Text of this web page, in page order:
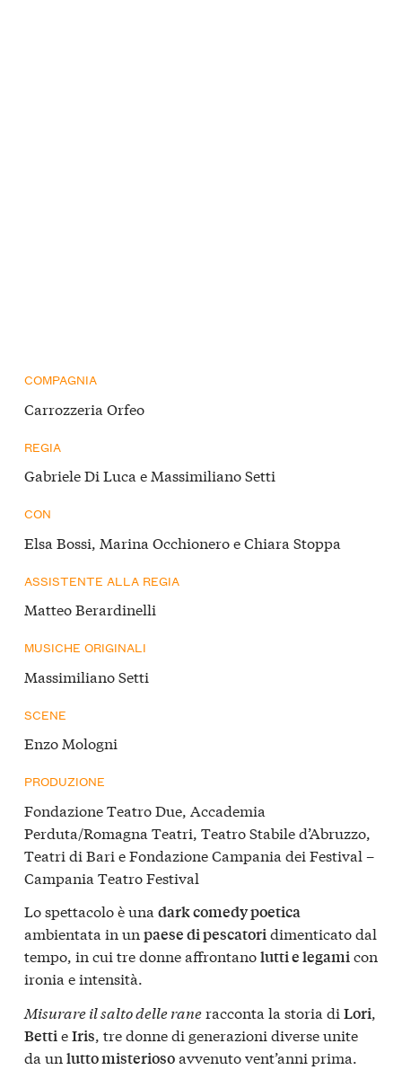
COMPAGNIA
Carrozzeria Orfeo
REGIA
Gabriele Di Luca e Massimiliano Setti
CON
Elsa Bossi, Marina Occhionero e Chiara Stoppa
ASSISTENTE ALLA REGIA
Matteo Berardinelli
MUSICHE ORIGINALI
Massimiliano Setti
SCENE
Enzo Mologni
PRODUZIONE
Fondazione Teatro Due, Accademia
Perduta/Romagna Teatri, Teatro Stabile d’Abruzzo,
Teatri di Bari e Fondazione Campania dei Festival –
Campania Teatro Festival
Lo spettacolo è una dark comedy poetica
ambientata in un paese di pescatoridimenticato dal
tempo, in cui tre donne affrontanolutti e legamicon
ironia e intensità.
Misurare il salto delle raneracconta la storia di Lori,
BettieIris, tre donne di generazioni diverse unite
da un lutto misteriosoavvenuto vent’anni prima.